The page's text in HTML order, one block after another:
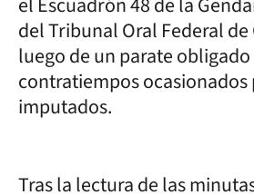
del Tribunal Oral Federal
luego de un parate
contratiempos
imputados.
Tras la lectura de las